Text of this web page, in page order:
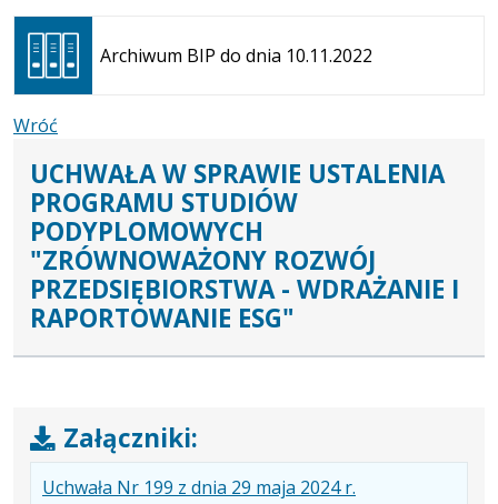
Archiwum BIP do dnia 10.11.2022
Otwiera
się w
nowej
karcie
Wróć
UCHWAŁA W SPRAWIE USTALENIA
PROGRAMU STUDIÓW
PODYPLOMOWYCH
"ZRÓWNOWAŻONY ROZWÓJ
PRZEDSIĘBIORSTWA - WDRAŻANIE I
RAPORTOWANIE ESG"
Załączniki:
Uchwała Nr 199 z dnia 29 maja 2024 r.